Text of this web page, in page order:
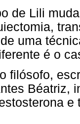
de Lili
uma
é o
filósofo,
Béatriz,